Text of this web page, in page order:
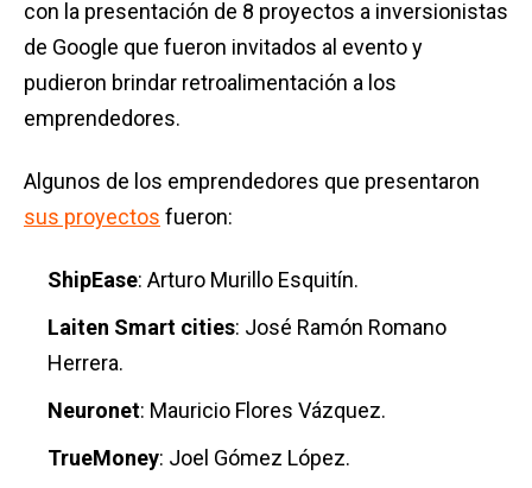
con la presentación de 8 proyectos a inversionistas
de Google que fueron invitados al evento y
pudieron brindar retroalimentación a los
emprendedores.
Algunos de los emprendedores que presentaron
sus proyectos fueron:
ShipEase: Arturo Murillo Esquitín.
Laiten Smart cities: José Ramón Romano
Herrera.
Neuronet: Mauricio Flores Vázquez.
TrueMoney: Joel Gómez López.